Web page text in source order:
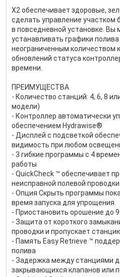
X2 обеспечивает здоровые,
сделать управление
в повседневной установке. Вы
устанавливать графики
неограниченным количеством
обновлений статуса
времени.
ПРЕИМУЩЕСТВА
- Количество станций: 4, 6, 8
модели)
- Контроллер автоматически
обеспечением Hydrawise®
- Дисплей с подсветкой
видимость при любом
- 3 гибкие программы с 4
работы
- QuickCheck ™ обеспечивает
неисправной полевой проводки
- Опция Скрыть программы
время запуска для упрощения
- Приостановить орошение до
- Защита от короткого
проводки и пропускает
- Память Easy Retrieve ™
полива
- Задержка между станциями
закрывающихся клапанов или